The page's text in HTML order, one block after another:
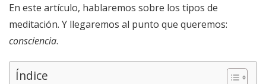
En este artículo, hablaremos sobre los tipos de
meditación. Y llegaremos al punto que queremos:
consciencia.
Índice